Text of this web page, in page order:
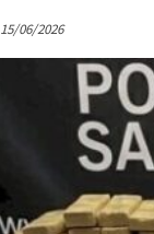
15/06/2026